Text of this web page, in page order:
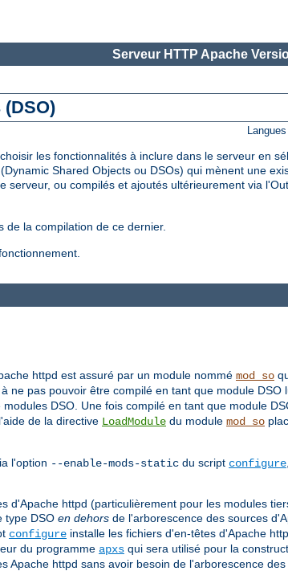
Serveur HTTP Apache
les fonctionnalités à inclure dans le serveur en
Shared Objects ou DSOs) qui mènent une
ou compilés et ajoutés ultérieurement via
de la compilation de ce dernier.
httpd est assuré par un module nommé mod_so
à ne pas pouvoir être compilé en tant que module DSO
DSO. Une fois compilé en tant que module
de la directive LoadModule du module mod_so
l'option --enable-mods-static du script configure
d'Apache httpd (particulièrement pour les modules
type DSO en dehors de l'arborescence des sources
configure installe les fichiers d'en-têtes d'Apache
du programme apxs qui sera utilisé pour la
Apache httpd sans avoir besoin de l'arborescence